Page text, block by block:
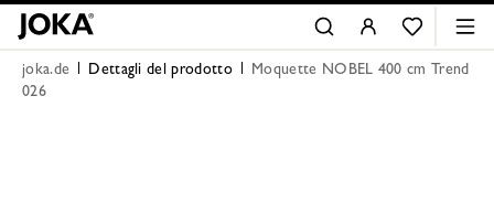
joka.de Dettagli del prodotto
Moquette NOBEL 400 cm Trend
026